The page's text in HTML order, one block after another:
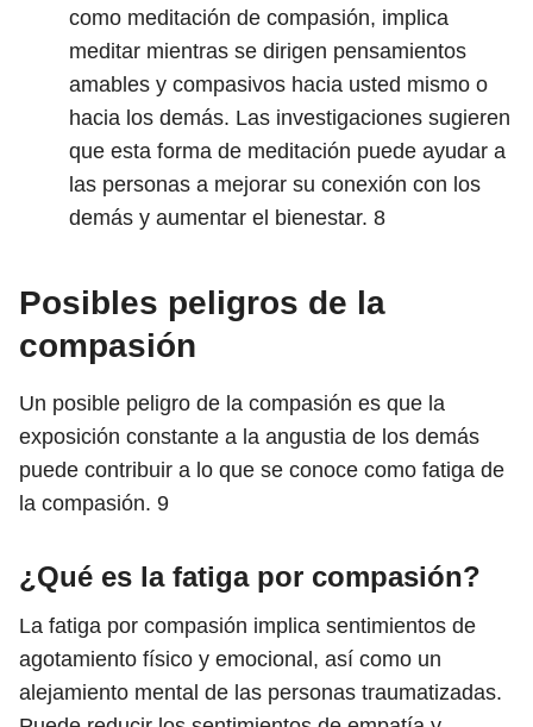
como meditación de compasión, implica
meditar mientras se dirigen pensamientos
amables y compasivos hacia usted mismo o
hacia los demás. Las investigaciones sugieren
que esta forma de meditación puede ayudar a
las personas a mejorar su conexión con los
demás y aumentar el bienestar. 8
Posibles peligros de la
compasión
Un posible peligro de la compasión es que la
exposición constante a la angustia de los demás
puede contribuir a lo que se conoce como fatiga de
la compasión. 9
¿Qué es la fatiga por compasión?
La fatiga por compasión implica sentimientos de
agotamiento físico y emocional, así como un
alejamiento mental de las personas traumatizadas.